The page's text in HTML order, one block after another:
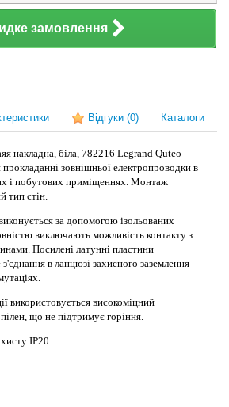
замовлення
Відгуки (0) Каталоги
накладна, біла, 782216 Legrand Quteo
зовнішньої електропроводки в
і побутових приміщеннях. Монтаж
тип стін.
за допомогою ізольованих
виключають можливість контакту з
Посилені латунні пластини
в ланцюзі захисного заземлення
використовується високоміцний
що не підтримує горіння.
IP20.